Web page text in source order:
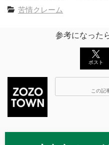
苦情クレーム
参考になった
ポスト
この記